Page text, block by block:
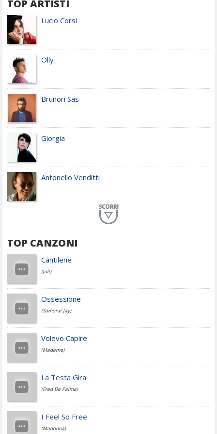
TOP ARTISTI
Lucio Corsi
Olly
Brunori Sas
Giorgia
Antonello Venditti
Achille Lauro
Cesare Cremonini
Jovanotti
Fedez
Simone Cristicchi
TOP CANZONI
Cantilene
(Juli)
Ossessione
(Samurai Jay)
Volevo Capire
(Madame)
La Testa Gira
(Fred De Palma)
I Feel So Free
(Madonna)